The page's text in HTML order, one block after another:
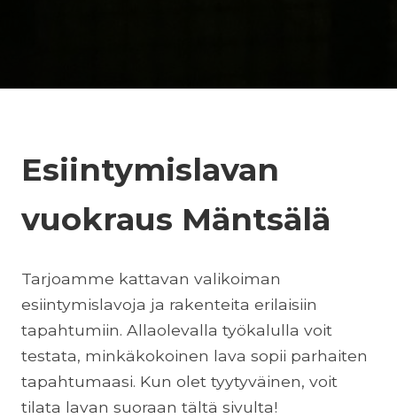
Esiintymislavan
vuokraus Mäntsälä
Tarjoamme kattavan valikoiman
esiintymislavoja ja rakenteita erilaisiin
tapahtumiin. Allaolevalla työkalulla voit
testata, minkäkokoinen lava sopii parhaiten
tapahtumaasi. Kun olet tyytyväinen, voit
tilata lavan suoraan tältä sivulta!